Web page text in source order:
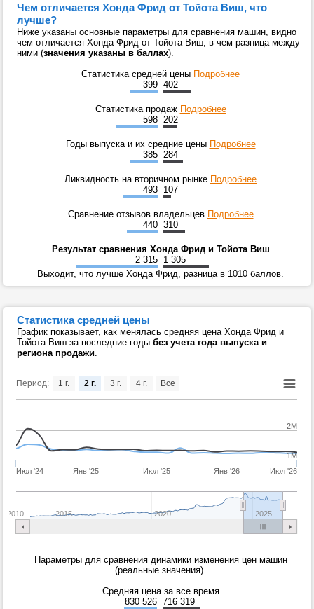
Чем отличается Хонда Фрид от Тойота Виш, что
лучше?
Ниже указаны основные параметры для сравнения машин, видно
чем отличается Хонда Фрид от Тойота Виш, в чем разница между
ними (значения указаны в баллах).
Статистика средней цены Подробнее
399 402
Статистика продаж Подробнее
598 202
Годы выпуска и их средние цены Подробнее
385 284
Ликвидность на вторичном рынке Подробнее
493 107
Сравнение отзывов владельцев Подробнее
440 310
Результат сравнения Хонда Фрид и Тойота Виш
2 315 1 305
Выходит, что лучше Хонда Фрид, разница в 1010 баллов.
Статистика средней цены
График показывает, как менялась средняя цена Хонда Фрид и
Тойота Виш за последние годы без учета года выпуска и
региона продажи
Период:
Июл '24 Янв '25 Июл '25 Янв '26 Июл '26
2015 2020 2025
2010
1M
2M
1 г. 2 г. 3 г. 4 г. Все
Параметры для сравнения динамики изменения цен машин
(реальные значения).
Средняя цена за все время
830 526 716 319